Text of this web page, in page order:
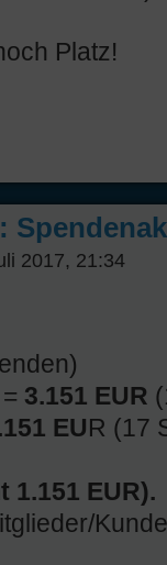
Platz!
2017, 21:34
3.151 EUR
EUR (17
1.151 EUR).